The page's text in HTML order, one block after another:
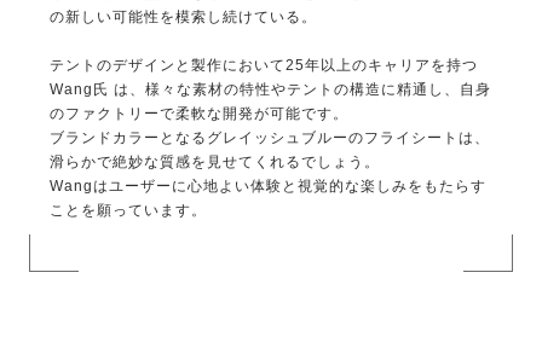
の新しい可能性を模索し続けている。
テントのデザインと製作において25年以上のキャリアを持つ
Wang氏 は、様々な素材の特性やテントの構造に精通し、自身
のファクトリーで柔軟な開発が可能です。
ブランドカラーとなるグレイッシュブルーのフライシートは、
滑らかで絶妙な質感を見せてくれるでしょう。
Wangはユーザーに心地よい体験と視覚的な楽しみをもたらす
ことを願っています。